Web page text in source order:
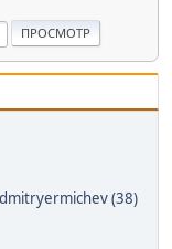
dmitryermichev (38)